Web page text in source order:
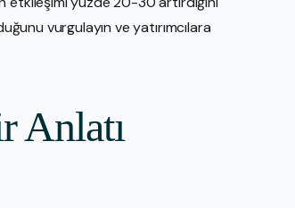
vurgulayın ve yatırımcılara
Anlatı